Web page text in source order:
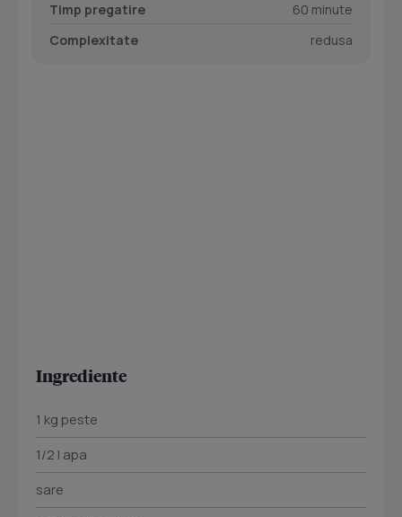
Timp pregatire
60 minute
Complexitate
redusa
Ingrediente
1 kg peste
1/2 l apa
sare